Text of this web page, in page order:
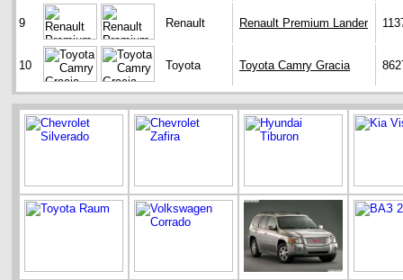
9 Renault Renault Premium Lander
10 Toyota Toyota Camry Gracia